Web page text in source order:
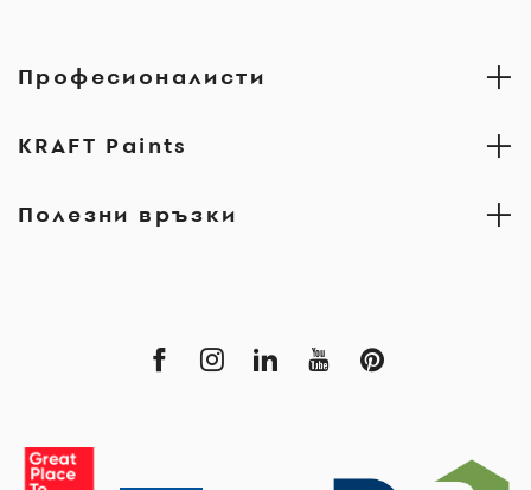
Професионалисти
KRAFT Paints
Полезни връзки